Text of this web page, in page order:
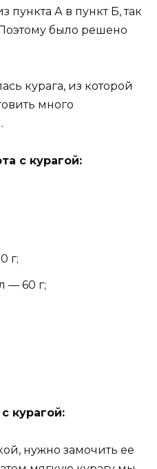
пункта А в пункт Б, так
было решено
курага, из которой
много
с курагой:
г;
— 60 г;
курагой:
нужно замочить ее